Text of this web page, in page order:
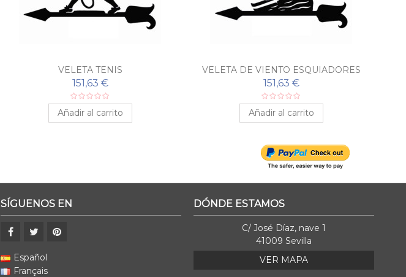
VELETA TENIS
151,63 €
Añadir al carrito
VELETA DE VIENTO ESQUIADORES
151,63 €
Añadir al carrito
SÍGUENOS EN
Español
Français
DÓNDE ESTAMOS
C/ José Díaz, nave 1
41009 Sevilla
VER MAPA